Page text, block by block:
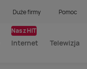
Duże firmy Pomoc
Internet
Nasz HIT
Telewizja